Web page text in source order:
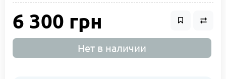
6 300 грн
Нет в наличии